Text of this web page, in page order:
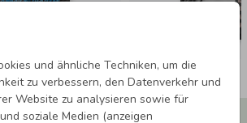
und ähnliche Techniken, um die
zu verbessern, den Datenverkehr und
Website zu analysieren sowie für
soziale Medien (anzeigen
und 5,00 € Rabatt**